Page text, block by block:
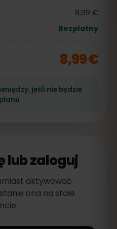
8,99 €
Bezpłatny
8,99 €
jeśli nie będzie
lub zaloguj
aktywować
ona na stałe